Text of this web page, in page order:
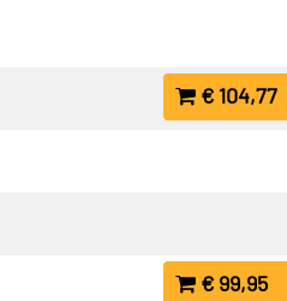
€ 104,77
€ 99,95